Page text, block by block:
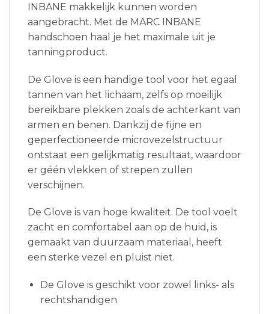
INBANE makkelijk kunnen worden
aangebracht. Met de MARC INBANE
handschoen haal je het maximale uit je
tanningproduct.
De Glove is een handige tool voor het egaal
tannen van het lichaam, zelfs op moeilijk
bereikbare plekken zoals de achterkant van
armen en benen. Dankzij de fijne en
geperfectioneerde microvezelstructuur
ontstaat een gelijkmatig resultaat, waardoor
er géén vlekken of strepen zullen
verschijnen.
De Glove is van hoge kwaliteit. De tool voelt
zacht en comfortabel aan op de huid, is
gemaakt van duurzaam materiaal, heeft
een sterke vezel en pluist niet.
De Glove is geschikt voor zowel links- als
rechtshandigen